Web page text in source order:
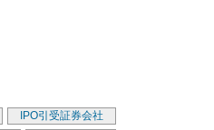
IPO引受証券会社